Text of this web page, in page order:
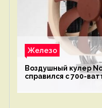
Железо
Воздушный кулер
справился с 700-